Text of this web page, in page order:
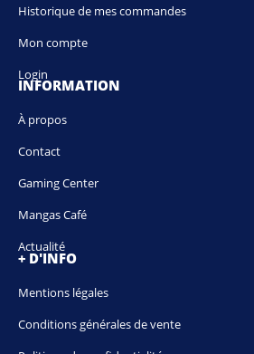
Historique de mes commandes
Mon compte
Login
INFORMATION
À propos
Contact
Gaming Center
Mangas Café
Actualité
+ D'INFO
Mentions légales
Conditions générales de vente